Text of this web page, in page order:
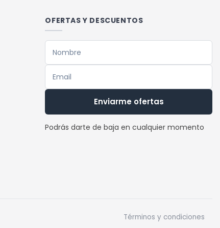
opciones
página
OFERTAS Y DESCUENTOS
Enviarme ofertas
Podrás darte de baja en cualquier momento
Términos y condiciones